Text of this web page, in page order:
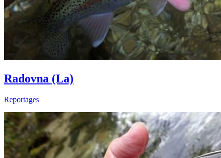
Radovna (La)
Reportages